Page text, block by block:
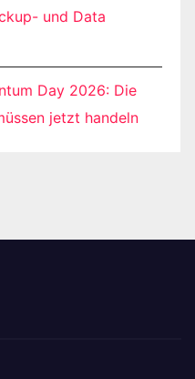
und Data
Day 2026: Die
jetzt handeln